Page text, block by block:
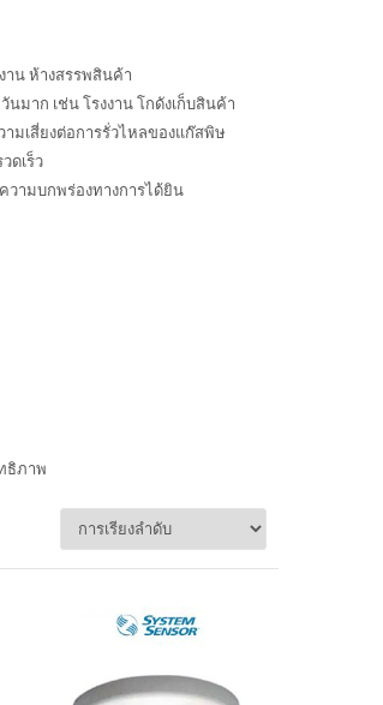
าน ห้างสรรพสินค้า
มาก เช่น โรงงาน โกดังเก็บสินค้า
มเสี่ยงต่อการรั่วไหลของแก๊สพิษ
ดเร็ว
วามบกพร่องทางการได้ยิน
ธิภาพ